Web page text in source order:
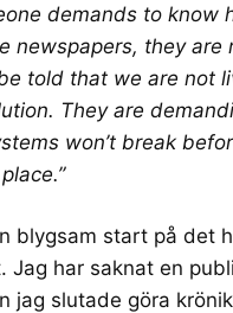
demands to know
newspapers, they are
told that we are not
They are
won’t break
blygsam start på det
Jag har saknat en
jag slutade göra